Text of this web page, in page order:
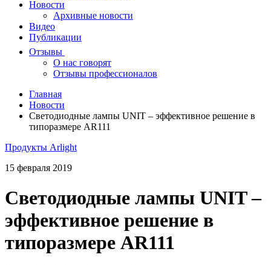
Новости
Архивные новости
Видео
Публикации
Отзывы
О нас говорят
Отзывы профессионалов
Главная
Новости
Светодиодные лампы UNIT – эффективное решение в
типоразмере AR111
Продукты Arlight
15 февраля 2019
Светодиодные лампы UNIT –
эффективное решение в
типоразмере AR111